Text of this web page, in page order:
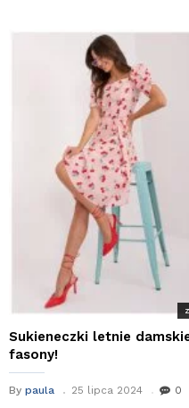
Sukieneczki letnie
fasony!
By paula 25 lipca 2024 0